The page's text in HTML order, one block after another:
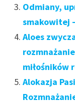
Odmiany,
smakowitej
Aloes
miłośników
Alokazja